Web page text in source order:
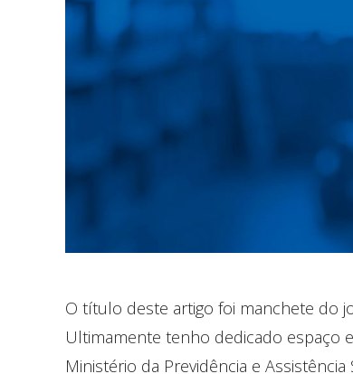
O título deste artigo foi manchete do
Ultimamente tenho dedicado espaço
Ministério da Previdência e